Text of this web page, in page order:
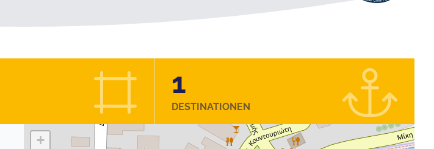
1
DESTINATIONEN
+